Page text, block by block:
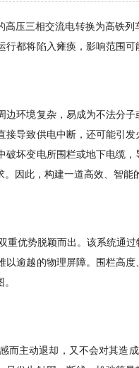
压三相交流电转换为高铁
都将陷入瘫痪，影响范围
环境复杂，易成为不法分
导致供电中断，还可能引
坏变电所围栏或地下电缆
因此，构建一道高效、智能
优势脱颖而出。该系统通
逾越的物理屏障。围栏高度
而主动退却，又不会对其造